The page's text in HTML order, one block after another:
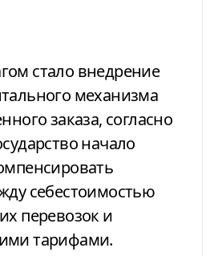
стало внедрение
механизма
заказа, согласно
начало
себестоимостью
перевозок и
тарифами.